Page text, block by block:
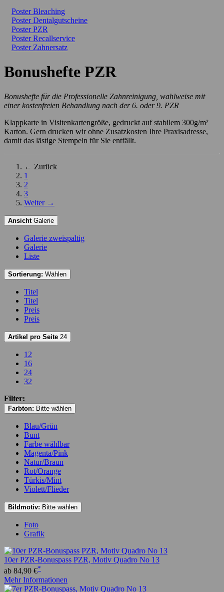
Poster Bleaching
Poster Dentalgutscheine
Poster PZR
Poster Recallservice
Poster Zahnersatz
Bonushefte PZR
Bonushefte für die Professionelle Zahnreinigung, wahlweise mit
einer kostenfreien Behandlung nach der 6. oder 9. PZR
Klappkarte in Visitenkartengröße, gedruckt auf stabilem 300g/m²
Karton. Gern drucken wir ohne Zusatzkosten Ihre Praxisadresse,
damit das lästige Stempeln für Sie entfällt.
← Zurück
1
2
3
Weiter →
Ansicht Galerie
Galerie zweispaltig
Galerie
Liste
Sortierung: Wählen
Titel
Titel
Preis
Preis
Artikel pro Seite 24
12
16
24
32
Filter:
Farbton: Bitte wählen
Blau/Grün
Bunt
Farbe wählbar
Magenta/Pink
Natur/Braun
Rot/Orange
Türkis/Mint
Violett/Flieder
Bildmotiv: Bitte wählen
Foto
Grafik
10er PZR-Bonuspass PZR, Motiv Quadro No 13
ab 84,90 €*
Mehr Informationen